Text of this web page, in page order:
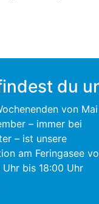
du
von Mai
– immer bei
– ist unsere
am Feringasee
Uhr bis 18:00 Uhr